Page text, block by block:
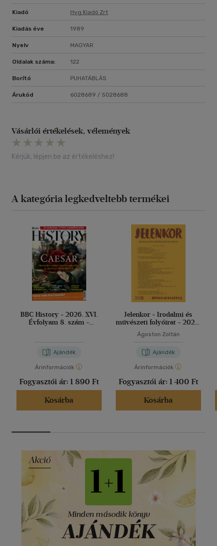
Kiadó Hvg Kiadó Zrt
Kiadás éve 1989
Nyelv MAGYAR
Oldalak száma: 122
Borító PUHATÁBLÁS
Árukód 6028689 / 5028688
Vásárlói értékelések, vélemények
Kérjük, lépjen be az értékeléshez!
A kategória legkedveltebb termékei
BBC History - 2026. XVI.
Évfolyam 8. szám -
Ajándék
Árinformációk
Fogyasztói ár: 1 890 Ft
Kosárba
Jelenkor - Irodalmi és
művészeti folyóirat - 2026.
július-augusztus
Ágoston Zoltán
Ajándék
Árinformációk
Fogyasztói ár: 1 400 Ft
Kosárba